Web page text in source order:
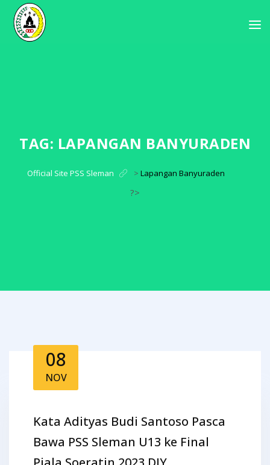
TAG: LAPANGAN BANYURADEN
Official Site PSS Sleman > Lapangan Banyuraden
?>
08
NOV
Kata Adityas Budi Santoso Pasca
Bawa PSS Sleman U13 ke Final